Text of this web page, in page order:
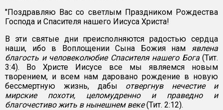
"Поздравляю Вас со светлым Праздником Рождества
Господа и Спасителя нашего Иисуса Христа!
В эти святые дни преисполняются радостью сердца
наши, ибо в Воплощении Сына Божия нам явлена
благость и человеколюбие Спасителя нашего Бога(Тит.
3:4). Во Христе Иисусе все мы являемся новым
творением, и всем нам даровано рождение в новую
бессмертную жизнь, дабы отвергнув нечестие и
мирские похоти, целомудренно и праведно и
благочестиво жить в нынешнем веке(Тит. 2:12).